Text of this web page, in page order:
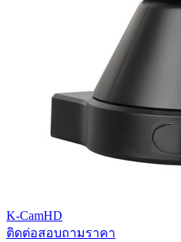
K-CamHD
ติดต่อสอบถามราคา